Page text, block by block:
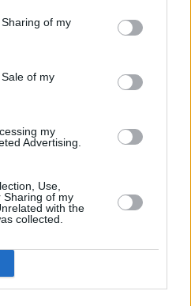
of my
of my
my
Advertising.
Use,
Sharing of my
with the
collected.
στις γωνίες και
εκπέμπουν απαλό
ρομαντικό κλίμα.
και αίθουσα